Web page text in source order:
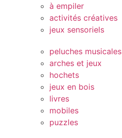
à empiler
activités créatives
jeux sensoriels
peluches musicales
arches et jeux
hochets
jeux en bois
livres
mobiles
puzzles